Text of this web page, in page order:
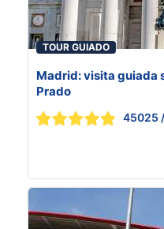
TOUR GUIADO
Madrid: visita guiada
Prado
45025